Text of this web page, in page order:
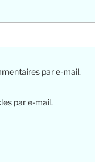
par e-mail.
par e-mail.